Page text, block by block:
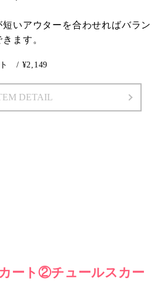
いアウターを合わせればバラン
ます。
ト / ¥2,149
DETAIL
ート②チュールスカー